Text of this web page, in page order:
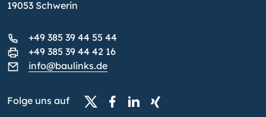
19053 Schwerin
+49 385 39 44 55 44
+49 385 39 44 42 16
info@baulinks.de
Folge uns auf